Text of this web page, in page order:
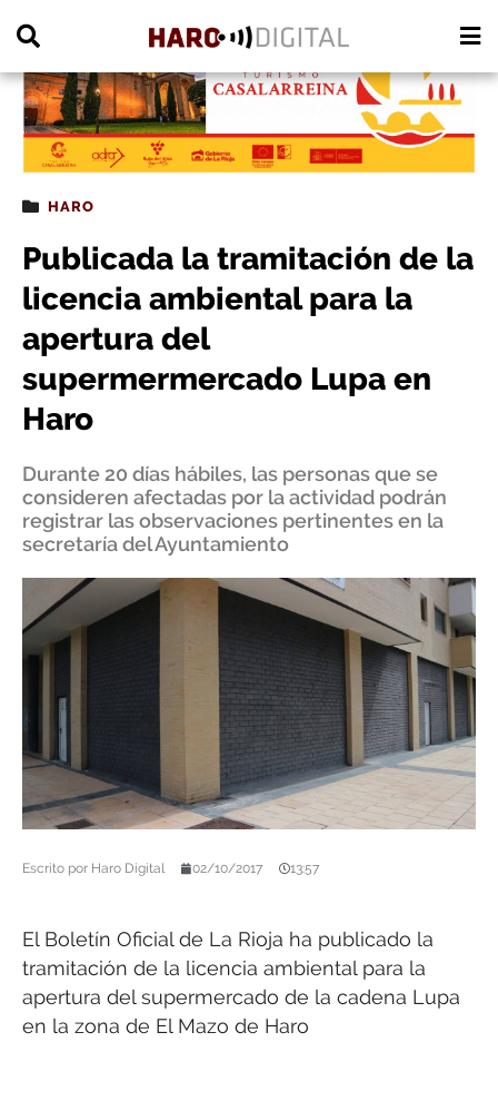
HARO
Publicada la tramitación de la
licencia ambiental para la
apertura del
supermermercado Lupa en
Haro
Durante 20 días hábiles, las personas que se
consideren afectadas por la actividad podrán
registrar las observaciones pertinentes en la
secretaría del Ayuntamiento
Escrito por Haro Digital 02/10/2017 13:57
El Boletín Oficial de La Rioja ha publicado la
tramitación de la licencia ambiental para la
apertura del supermercado de la cadena Lupa
en la zona de El Mazo de Haro